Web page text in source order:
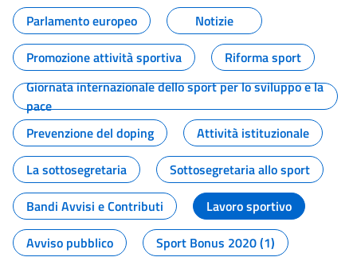
Parlamento europeo
Notizie
Promozione attività sportiva
Riforma sport
Giornata internazionale dello sport per lo sviluppo e la
pace
Prevenzione del doping
Attività istituzionale
La sottosegretaria
Sottosegretaria allo sport
Bandi Avvisi e Contributi
Lavoro sportivo
Avviso pubblico
Sport Bonus 2020 (1)